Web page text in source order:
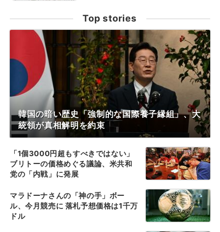
Top stories
韓国の暗い歴史「強制的な国際養子縁組」、大
統領が真相解明を約束
「1個3000円超もすべきではない」
ブリトーの価格めぐる議論、米共和
党の「内戦」に発展
マラドーナさんの「神の手」ボー
ル、今月競売に 落札予想価格は1千万
ドル